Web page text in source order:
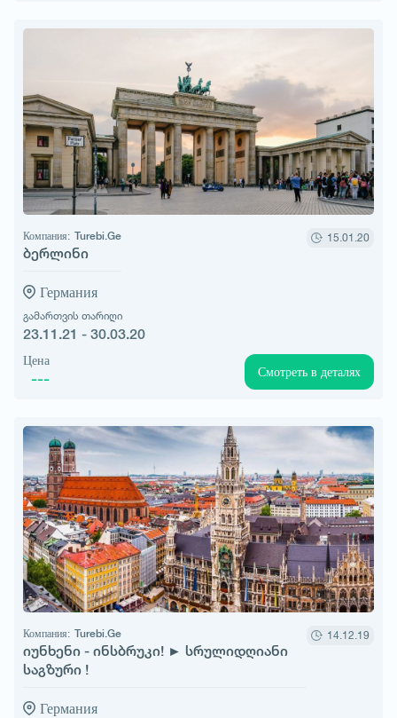
Компания: Turebi.Ge
ბერლინი
15.01.20
Германия
გამართვის თარიღი
23.11.21 - 30.03.20
Цена
--- Смотреть в деталях
Компания: Turebi.Ge
იუნხენი - ინსბრუკი! ► სრულიდღიანი
საგზური !
14.12.19
Германия